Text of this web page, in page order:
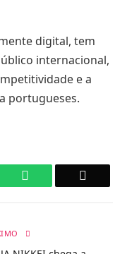
digital, tem
internacional,
e a
portugueses.
WhatsApp